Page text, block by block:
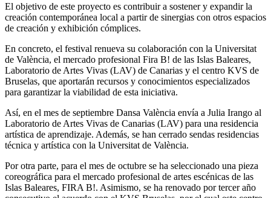
El objetivo de este proyecto es contribuir a sostener y expandir la
creación contemporánea local a partir de sinergias con otros espacios
de creación y exhibición cómplices.
En concreto, el festival renueva su colaboración con la Universitat
de València, el mercado profesional Fira B! de las Islas Baleares,
Laboratorio de Artes Vivas (LAV) de Canarias y el centro KVS de
Bruselas, que aportarán recursos y conocimientos especializados
para garantizar la viabilidad de esta iniciativa.
Así, en el mes de septiembre Dansa València envía a Julia Irango al
Laboratorio de Artes Vivas de Canarias (LAV) para una residencia
artística de aprendizaje. Además, se han cerrado sendas residencias
técnica y artística con la Universitat de València.
Por otra parte, para el mes de octubre se ha seleccionado una pieza
coreográfica para el mercado profesional de artes escénicas de las
Islas Baleares, FIRA B!. Asimismo, se ha renovado por tercer año